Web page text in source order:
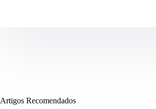
Artigos Recomendados